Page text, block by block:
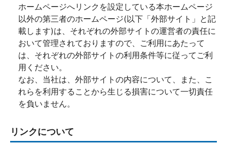
ホームページへリンクを設定している本ホームページ
以外の第三者のホームページ(以下「外部サイト」と記
載します)は、それぞれの外部サイトの運営者の責任に
おいて管理されておりますので、ご利用にあたって
は、それぞれの外部サイトの利用条件等に従ってご利
用ください。
なお、当社は、外部サイトの内容について、また、こ
れらを利用することから生じる損害について一切責任
を負いません。
リンクについて